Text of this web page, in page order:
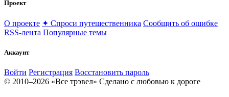
Проект
О проекте ✦ Спроси путешественника Сообщить об ошибке
RSS-лента Популярные темы
Аккаунт
Войти Регистрация Восстановить пароль
© 2010–2026 «Все трэвел» Сделано с любовью к дороге